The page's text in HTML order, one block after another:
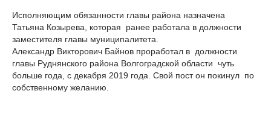
Исполняющим обязанности главы района назначена
Татьяна Козырева, которая ранее работала в должности
заместителя главы муниципалитета.
Александр Викторович Байнов проработал в должности
главы Руднянского района Волгоградской области чуть
больше года, с декабря 2019 года. Свой пост он покинул по
собственному желанию.